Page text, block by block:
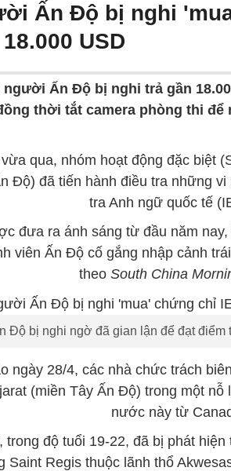
Ấn Độ bị nghi
USD
người Ấn Độ bị nghi trả gần
thời tắt camera phòng thi
qua, nhóm hoạt động đặc biệt
Độ) đã tiến hành điều tra những
tra Anh ngữ quốc tế
đưa ra ánh sáng từ đầu năm
viên Ấn Độ cố gắng nhập cảnh
theo South China
Độ bị nghi ngờ đã gian lận để đạt điểm
ngày 28/4, các nhà chức trách
(miền Tây Ấn Độ) trong một nỗ
nước này từ
trong độ tuổi 19-22, đã bị phát
Saint Regis thuộc lãnh thổ